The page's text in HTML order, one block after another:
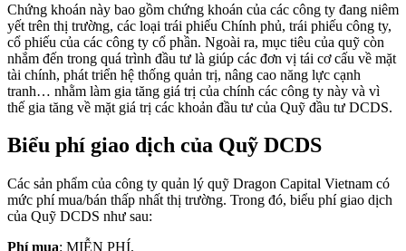
Chứng khoán này bao gồm chứng khoán của các công ty đang niêm
yết trên thị trường, các loại trái phiếu Chính phủ, trái phiếu công ty,
cổ phiếu của các công ty cổ phần. Ngoài ra, mục tiêu của quỹ còn
nhắm đến trong quá trình đầu tư là giúp các đơn vị tái cơ cấu về mặt
tài chính, phát triển hệ thống quản trị, nâng cao năng lực cạnh
tranh… nhằm làm gia tăng giá trị của chính các công ty này và vì
thế gia tăng về mặt giá trị các khoản đầu tư của Quỹ đầu tư DCDS.
Biểu phí giao dịch của Quỹ DCDS
Các sản phẩm của công ty quản lý quỹ Dragon Capital Vietnam có
mức phí mua/bán thấp nhất thị trường. Trong đó, biểu phí giao dịch
của Quỹ DCDS như sau:
Phí mua: MIỄN PHÍ.​